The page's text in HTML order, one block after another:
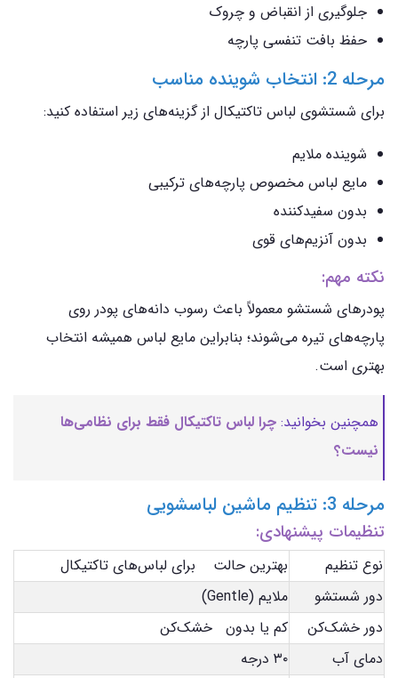
جلوگیری از انقباض و چروک
حفظ بافت تنفسی پارچه
مرحله 2: انتخاب شوینده مناسب
برای شستشوی لباس تاکتیکال از گزینه‌های زیر استفاده کنید:
شوینده ملایم
مایع لباس مخصوص پارچه‌های ترکیبی
بدون سفیدکننده
بدون آنزیم‌های قوی
نکته مهم:
پودرهای شستشو معمولاً باعث رسوب دانه‌های پودر روی
پارچه‌های تیره می‌شوند؛ بنابراین مایع لباس همیشه انتخاب
بهتری است.
همچنین بخوانید: چرا لباس تاکتیکال فقط برای نظامی‌ها
نیست؟
مرحله 3: تنظیم ماشین لباسشویی
تنظیمات پیشنهادی:
نوع تنظیم
بهترین حالت برای لباس‌های تاکتیکال
دور شستشو
ملایم (Gentle)
دور خشک‌کن
کم یا بدون خشک‌کن
دمای آب
۳۰ درجه